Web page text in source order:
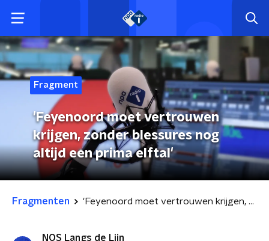
Fragment
'Feyenoord moet vertrouwen
krijgen, zonder blessures nog
altijd een prima elftal'
Fragmenten 'Feyenoord moet vertrouwen krijgen, zonder blessures nog altijd een prima elftal'
NOS Langs de Lijn